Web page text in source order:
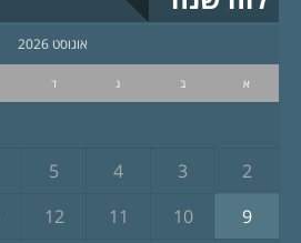
אוגוסט 2026
א ב ג ד
2
3
4
5
9
10
11
12